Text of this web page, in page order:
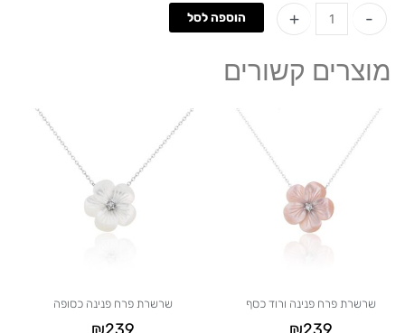
-כמות
של
עיגול
אבני
באגט
+ הוספה לסל
מוצרים קשורים
שרשרת פרח פנינה ורוד כסף שרשרת פרח פנינה כסופה